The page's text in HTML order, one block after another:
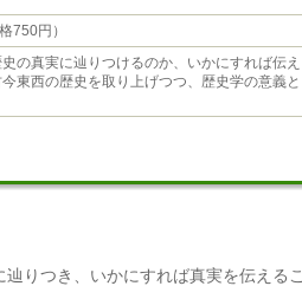
750円）
の真実に辿りつけるのか、いかにすれば伝え
東西の歴史を取り上げつつ、歴史学の意義と
りつき、いかにすれば真実を伝えるこ